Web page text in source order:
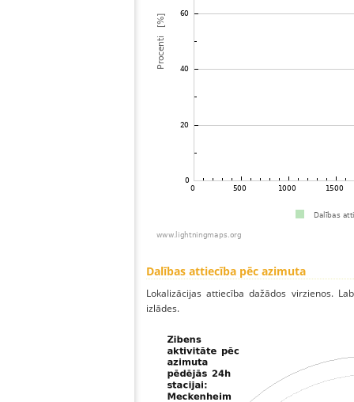
Dalības attiecība pēc azimuta
Lokalizācijas attiecība dažādos virzienos.
izlādes.